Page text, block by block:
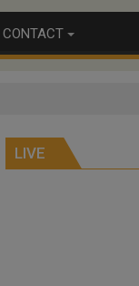
CONTACT
LIVE